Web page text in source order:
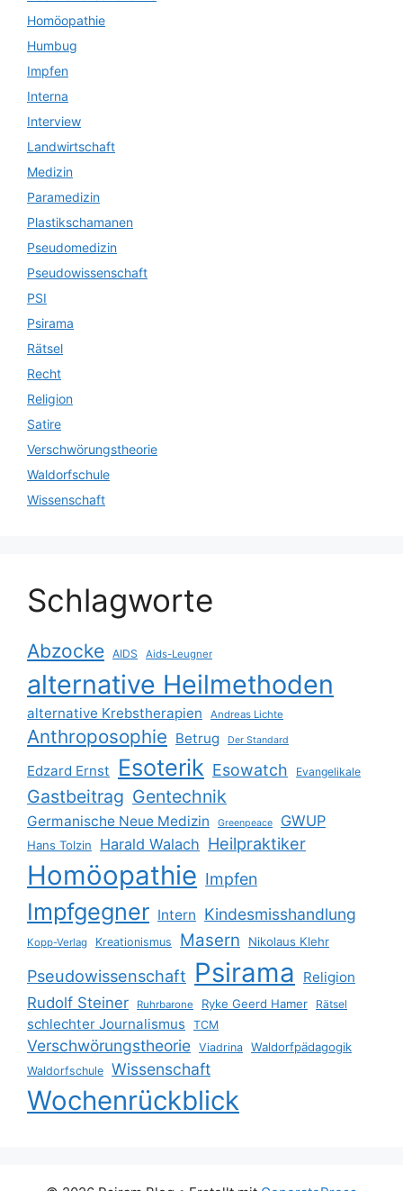
Homöopathie
Humbug
Impfen
Interna
Interview
Landwirtschaft
Medizin
Paramedizin
Plastikschamanen
Pseudomedizin
Pseudowissenschaft
PSI
Psirama
Rätsel
Recht
Religion
Satire
Verschwörungstheorie
Waldorfschule
Wissenschaft
Schlagworte
Abzocke AIDS Aids-Leugner
alternative Heilmethoden
alternative Krebstherapien Andreas Lichte
Anthroposophie Betrug Der Standard
Edzard Ernst Esoterik Esowatch Evangelikale
Gastbeitrag Gentechnik
Germanische Neue Medizin Greenpeace GWUP
Hans Tolzin Harald Walach Heilpraktiker
Homöopathie Impfen
Impfgegner Intern Kindesmisshandlung
Kopp-Verlag Kreationismus Masern Nikolaus Klehr
Pseudowissenschaft Psirama Religion
Rudolf Steiner Ruhrbarone Ryke Geerd Hamer Rätsel
schlechter Journalismus TCM
Verschwörungstheorie Viadrina Waldorfpädagogik
Waldorfschule Wissenschaft
Wochenrückblick